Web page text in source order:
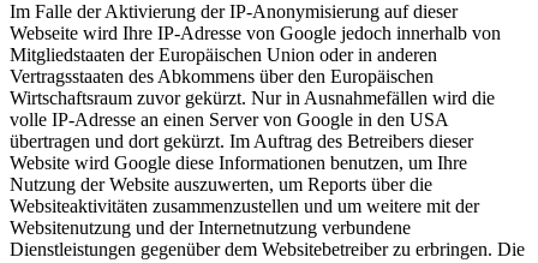
Im Falle der Aktivierung der IP-Anonymisierung auf dieser
Webseite wird Ihre IP-Adresse von Google jedoch innerhalb von
Mitgliedstaaten der Europäischen Union oder in anderen
Vertragsstaaten des Abkommens über den Europäischen
Wirtschaftsraum zuvor gekürzt. Nur in Ausnahmefällen wird die
volle IP-Adresse an einen Server von Google in den USA
übertragen und dort gekürzt. Im Auftrag des Betreibers dieser
Website wird Google diese Informationen benutzen, um Ihre
Nutzung der Website auszuwerten, um Reports über die
Websiteaktivitäten zusammenzustellen und um weitere mit der
Websitenutzung und der Internetnutzung verbundene
Dienstleistungen gegenüber dem Websitebetreiber zu erbringen. Die